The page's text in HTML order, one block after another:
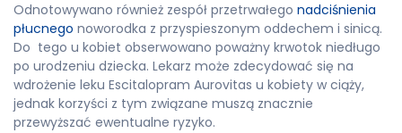
Odnotowywano również zespół przetrwałego nadciśnienia
płucnego noworodka z przyspieszonym oddechem i sinicą.
Do tego u kobiet obserwowano poważny krwotok niedługo
po urodzeniu dziecka. Lekarz może zdecydować się na
wdrożenie leku Escitalopram Aurovitas u kobiety w ciąży,
jednak korzyści z tym związane muszą znacznie
przewyższać ewentualne ryzyko.